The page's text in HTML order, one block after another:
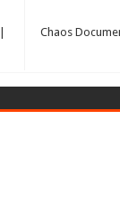
Chaos